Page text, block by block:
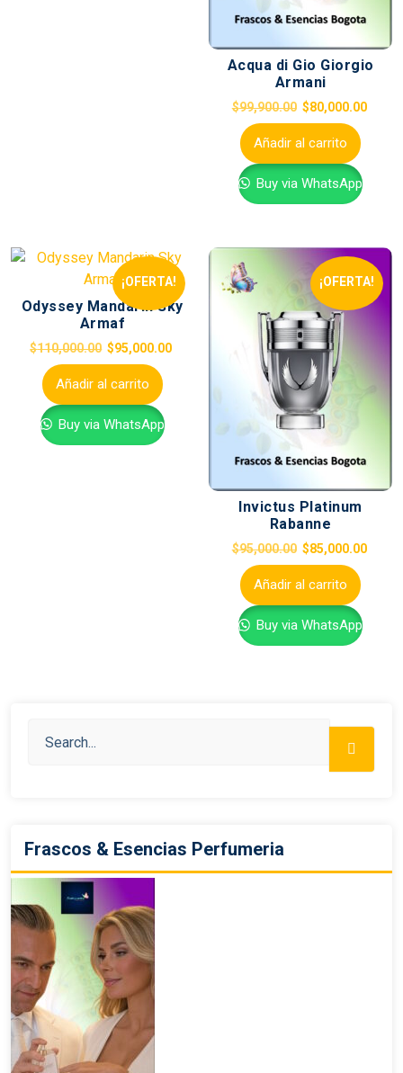
Acqua di Gio Giorgio
Armani
$99,900.00 $80,000.00
Añadir al carrito
Buy via WhatsApp
¡OFERTA!
Odyssey Mandarin Sky
Armaf
$110,000.00 $95,000.00
Añadir al carrito
Buy via WhatsApp
¡OFERTA!
Invictus Platinum
Rabanne
$95,000.00 $85,000.00
Añadir al carrito
Buy via WhatsApp
Frascos & Esencias Perfumeria